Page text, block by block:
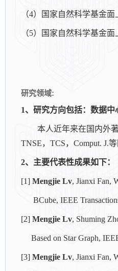
（4）国家自然科学基金
（5）国家自然科学基金面
研究领域:
1、研究方向包括：数据
本人近年来在国内外
TNSE， TCS， Comput. J.
2、主要代表性成果如下：
[1] Mengjie Lv, Jianxi Fan,
BCube, IEEE
[2] Mengjie Lv, Shuming
Based on Star Graph,
[3] Mengjie Lv, Jianxi Fan,